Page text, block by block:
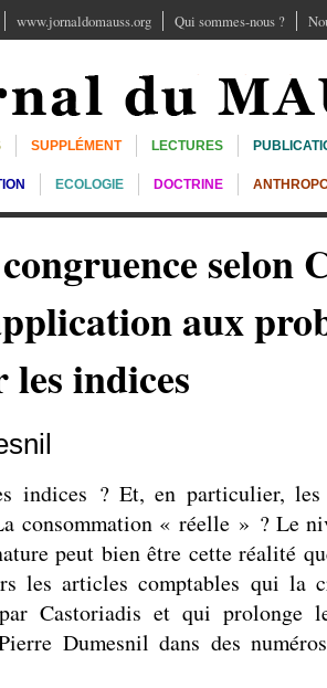
www.jornaldomauss.org Qui sommes-nous ?
SUPPLÉMENT LECTURES
ECOLOGIE DOCTRINE
selon
aux
les indices
indices ? Et, en particulier,
consommation « réelle » ? Le
peut bien être cette réalité
les articles comptables qui la
Castoriadis et qui prolonge
Dumesnil dans des